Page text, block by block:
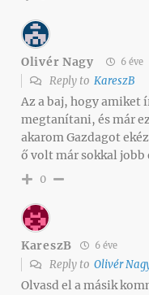
Olivér Nagy 6 éve
Reply to KareszB
Az a baj, hogy amiket
megtanítani, és már
akarom Gazdagot
ő volt már sokkal jobb
0
KareszB 6 éve
Reply to Olivér
Olvasd el a másik